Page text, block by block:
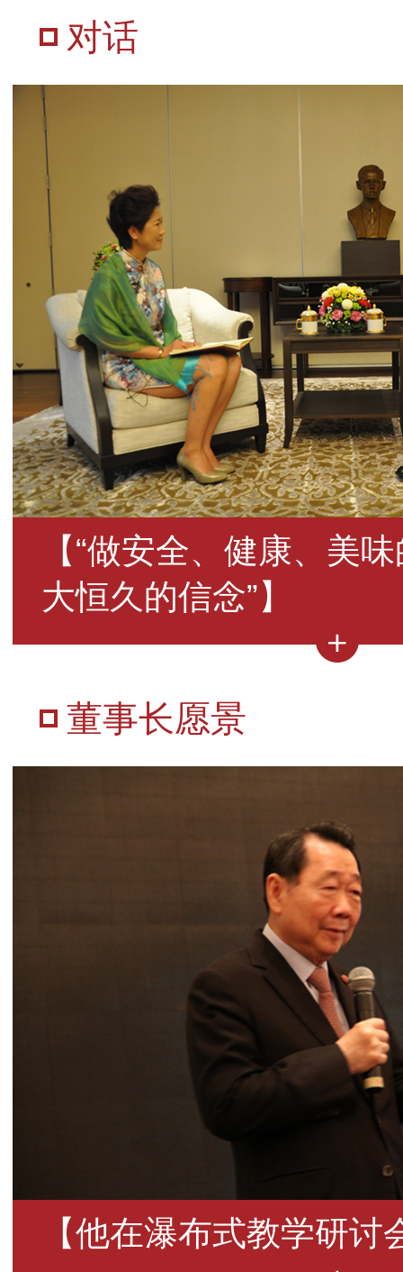
对话
【“做安全、健康、美
大恒久的信念”】
董事长愿景
【他在瀑布式教学研